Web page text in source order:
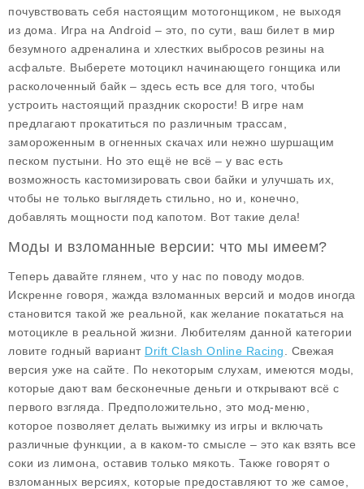
почувствовать себя настоящим мотогонщиком, не выходя
из дома. Игра на Android – это, по сути, ваш билет в мир
безумного адреналина и хлестких выбросов резины на
асфальте. Выберете мотоцикл начинающего гонщика или
расколоченный байк – здесь есть все для того, чтобы
устроить настоящий праздник скорости! В игре нам
предлагают прокатиться по различным трассам,
замороженным в огненных скачах или нежно шуршащим
песком пустыни. Но это ещё не всё – у вас есть
возможность кастомизировать свои байки и улучшать их,
чтобы не только выглядеть стильно, но и, конечно,
добавлять мощности под капотом. Вот такие дела!
Моды и взломанные версии: что мы имеем?
Теперь давайте глянем, что у нас по поводу модов
Искренне говоря, жажда взломанных версий и модов иногда
становится такой же реальной, как желание покататься на
мотоцикле в реальной жизни. Любителям данной категории
ловите годный вариант Drift Clash Online Racing . Свежая
версия уже на сайте. По некоторым слухам, имеются моды,
которые дают вам бесконечные деньги и открывают всё с
первого взгляда. Предположительно, это мод-меню,
которое позволяет делать выжимку из игры и включать
различные функции, а в каком-то смысле – это как взять все
соки из лимона, оставив только мякоть. Также говорят о
взломанных версиях, которые предоставляют то же самое,